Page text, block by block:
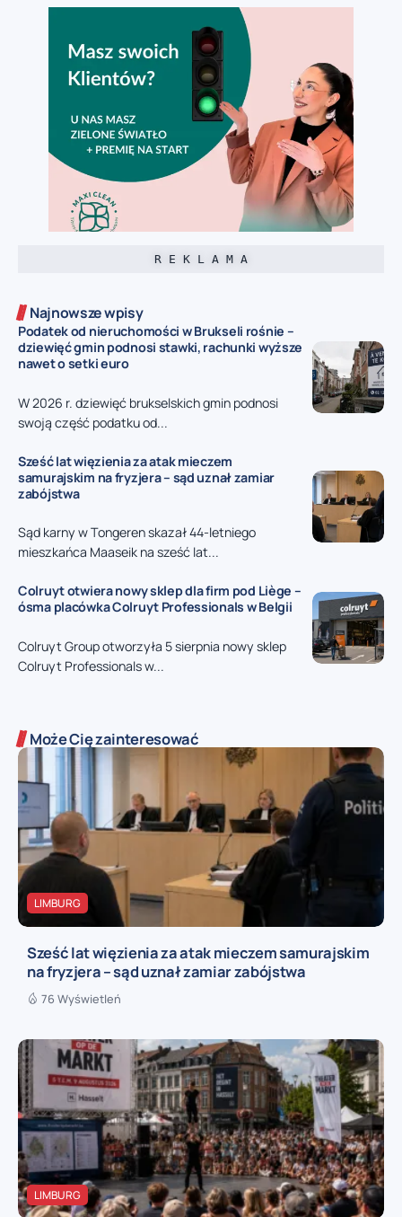
R E K L A M A
Najnowsze wpisy
Podatek od nieruchomości w Brukseli rośnie –
dziewięć gmin podnosi stawki, rachunki wyższe
nawet o setki euro
W 2026 r. dziewięć brukselskich gmin podnosi
swoją część podatku od...
Sześć lat więzienia za atak mieczem
samurajskim na fryzjera – sąd uznał zamiar
zabójstwa
Sąd karny w Tongeren skazał 44-letniego
mieszkańca Maaseik na sześć lat...
Colruyt otwiera nowy sklep dla firm pod Liège –
ósma placówka Colruyt Professionals w Belgii
Colruyt Group otworzyła 5 sierpnia nowy sklep
Colruyt Professionals w...
Może Cię zainteresować
LIMBURG
Sześć lat więzienia za atak mieczem samurajskim
na fryzjera – sąd uznał zamiar zabójstwa
76 Wyświetleń
LIMBURG